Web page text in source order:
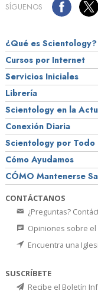
SÍGUENOS
¿Qué es Scientology?
Cursos por Internet
Servicios Iniciales
Librería
Scientology en la
Conexión Diaria
Scientology por Todo
Cómo Ayudamos
CÓMO Mantenerse
CONTÁCTANOS
¿Preguntas?
Opiniones sobre el
Encuentra una
SUSCRÍBETE
Recibe el Boletín